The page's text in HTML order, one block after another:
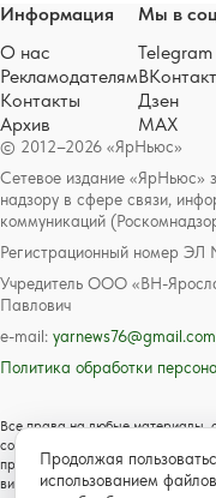
© 2012–2026 «ЯрНьюс»
Сетевое издание «ЯрНьюс»
надзору в сфере связи,
коммуникаций
Регистрационный номер
Учредитель ООО «ВН-
Павлович
e-mail: yarnews76@gmail.com
Политика обработки
Все права на любые материалы,
соответствии с российским и
праве и смежных правах. Любое
видеоматериалов возможно
Информация
О нас
Рекламодателям
Контакты
Архив
Мы в
Telegram
Дзен
MAX
Продолжая
использованием